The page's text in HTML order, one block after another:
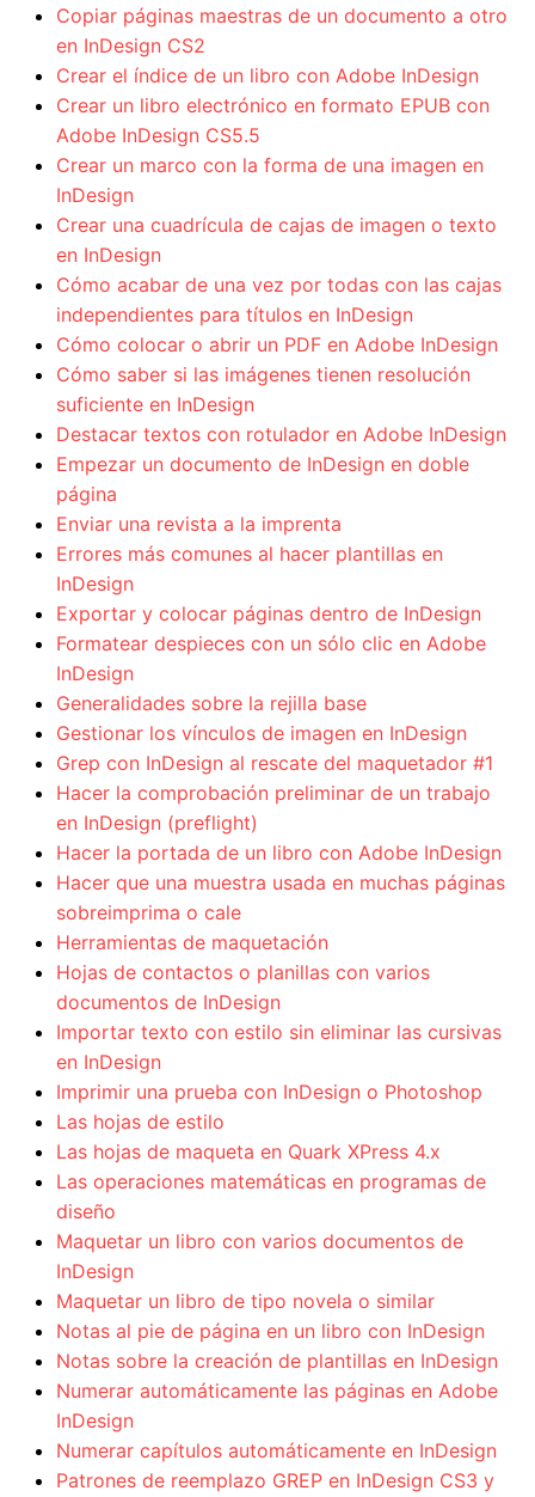
Copiar páginas maestras de un documento a otro
en InDesign CS2
Crear el índice de un libro con Adobe InDesign
Crear un libro electrónico en formato EPUB con
Adobe InDesign CS5.5
Crear un marco con la forma de una imagen en
InDesign
Crear una cuadrícula de cajas de imagen o texto
en InDesign
Cómo acabar de una vez por todas con las cajas
independientes para títulos en InDesign
Cómo colocar o abrir un PDF en Adobe InDesign
Cómo saber si las imágenes tienen resolución
suficiente en InDesign
Destacar textos con rotulador en Adobe InDesign
Empezar un documento de InDesign en doble
página
Enviar una revista a la imprenta
Errores más comunes al hacer plantillas en
InDesign
Exportar y colocar páginas dentro de InDesign
Formatear despieces con un sólo clic en Adobe
InDesign
Generalidades sobre la rejilla base
Gestionar los vínculos de imagen en InDesign
Grep con InDesign al rescate del maquetador #1
Hacer la comprobación preliminar de un trabajo
en InDesign (preflight)
Hacer la portada de un libro con Adobe InDesign
Hacer que una muestra usada en muchas páginas
sobreimprima o cale
Herramientas de maquetación
Hojas de contactos o planillas con varios
documentos de InDesign
Importar texto con estilo sin eliminar las cursivas
en InDesign
Imprimir una prueba con InDesign o Photoshop
Las hojas de estilo
Las hojas de maqueta en Quark XPress 4.x
Las operaciones matemáticas en programas de
diseño
Maquetar un libro con varios documentos de
InDesign
Maquetar un libro de tipo novela o similar
Notas al pie de página en un libro con InDesign
Notas sobre la creación de plantillas en InDesign
Numerar automáticamente las páginas en Adobe
InDesign
Numerar capítulos automáticamente en InDesign
Patrones de reemplazo GREP en InDesign CS3 y